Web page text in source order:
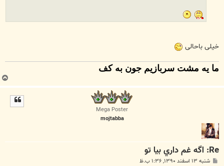
خیلی باحالی
ما یه مشت سربازیم جون به کف
ب
ا
Mega Poster
mojtabba
Re: اگه غم داري بيا تو
پ شنبه ۱۳ اسفند ۱۳۹۰, ۱:۳۶ ب.ظ